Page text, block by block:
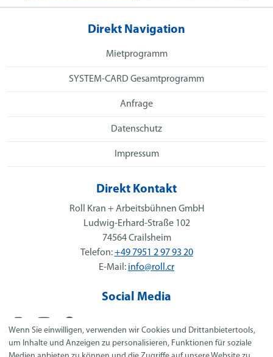
Direkt Navigation
Mietprogramm
SYSTEM-CARD Gesamtprogramm
Anfrage
Datenschutz
Impressum
Direkt Kontakt
Roll Kran + Arbeitsbühnen GmbH
Ludwig-Erhard-Straße 102
74564 Crailsheim
Telefon:+49 7951 2 97 93 20
E-Mail: info@roll.cr
Social Media
Wenn Sie einwilligen, verwenden wir Cookies und Drittanbietertools,
um Inhalte und Anzeigen zu personalisieren, Funktionen für soziale